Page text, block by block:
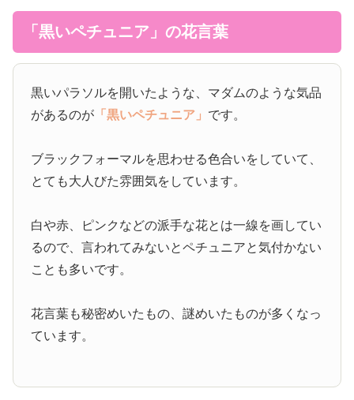
「黒いペチュニア」の花言葉
黒いパラソルを開いたような、マダムのような気品
があるのが 「黒いペチュニア」 です。
ブラックフォーマルを思わせる色合いをしていて、
とても大人びた雰囲気をしています。
白や赤、ピンクなどの派手な花とは一線を画してい
るので、言われてみないとペチュニアと気付かない
ことも多いです。
花言葉も秘密めいたもの、謎めいたものが多くなっ
ています。